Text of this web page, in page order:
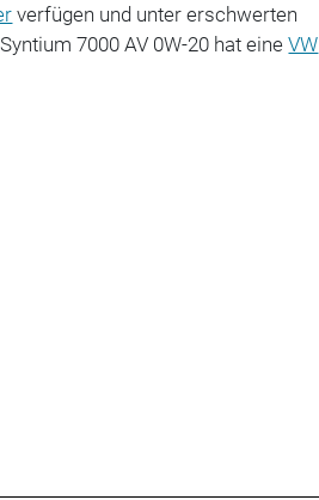
verfügen und unter erschwerten
7000 AV 0W-20 hat eineVW